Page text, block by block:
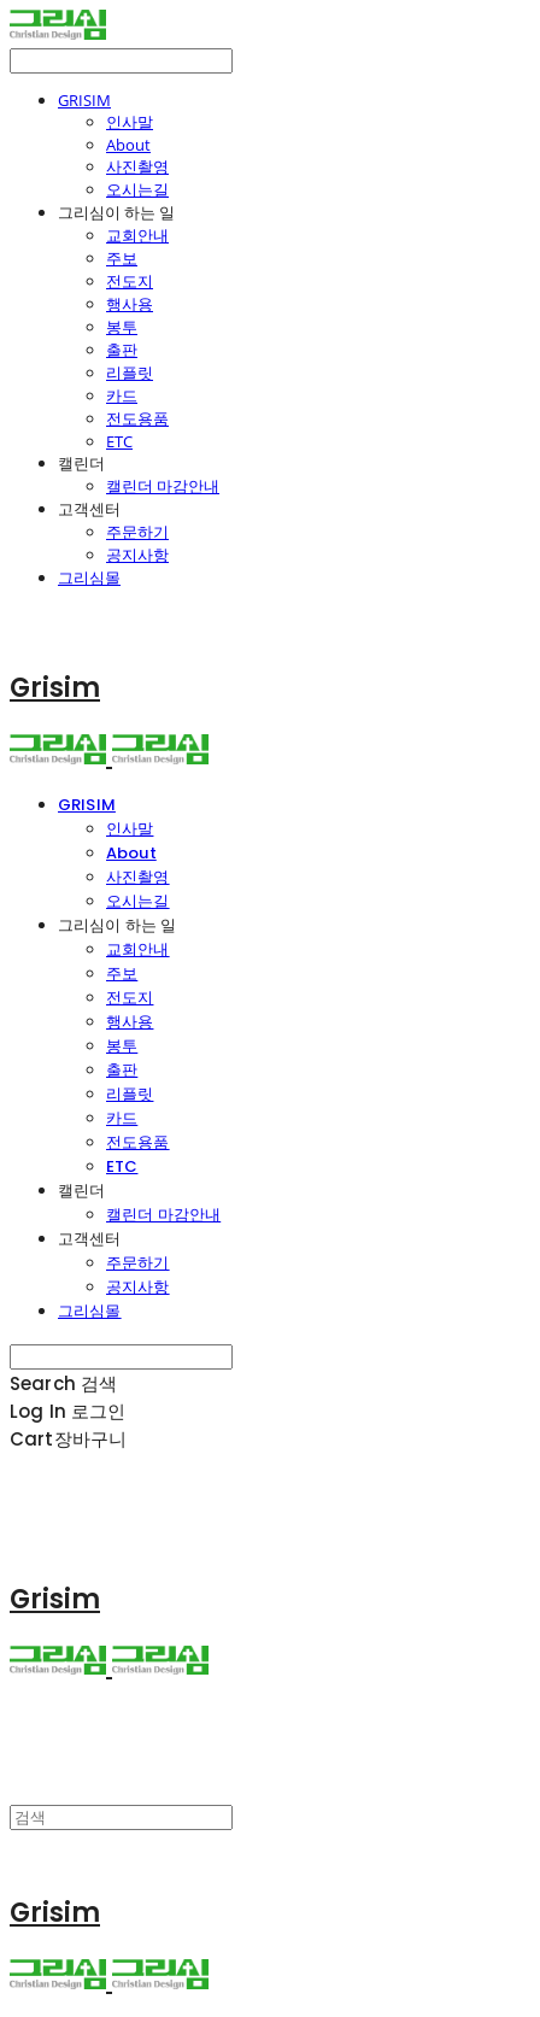
GRISIM
인사말
About
사진촬영
오시는길
그리심이 하는 일
교회안내
주보
전도지
행사용
봉투
출판
리플릿
카드
전도용품
ETC
캘린더
캘린더 마감안내
고객센터
주문하기
공지사항
그리심몰
Grisim
GRISIM
인사말
About
사진촬영
오시는길
그리심이 하는 일
교회안내
주보
전도지
행사용
봉투
출판
리플릿
카드
전도용품
ETC
캘린더
캘린더 마감안내
고객센터
주문하기
공지사항
그리심몰
Search 검색
Log In 로그인
Cart장바구니
Grisim
Grisim